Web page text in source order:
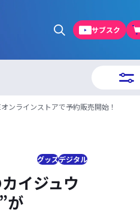
サブスク
ンラインストアで予約販売開始！
グッズデジタル
イジュウ
が